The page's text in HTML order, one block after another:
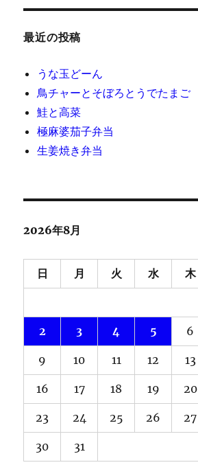
最近の投稿
うな玉どーん
鳥チャーとそぼろとうでたまご
鮭と高菜
極麻婆茄子弁当
生姜焼き弁当
2026年8月
日 月 火 水 木
2 3 4 5 6
9 10 11 12 13
16 17 18 19 20
23 24 25 26 27
30 31